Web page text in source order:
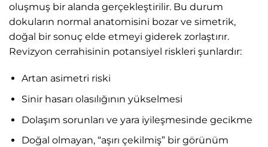
oluşmuş bir alanda gerçekleştirilir. Bu durum
dokuların normal anatomisini bozar ve simetrik,
doğal bir sonuç elde etmeyi giderek zorlaştırır.
Revizyon cerrahisinin potansiyel riskleri şunlardır:
Artan asimetri riski
Sinir hasarı olasılığının yükselmesi
Dolaşım sorunları ve yara iyileşmesinde gecikme
Doğal olmayan, “aşırı çekilmiş” bir görünüm